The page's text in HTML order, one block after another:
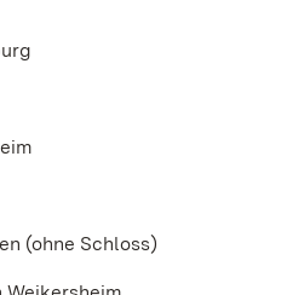
(ohne Schloss)